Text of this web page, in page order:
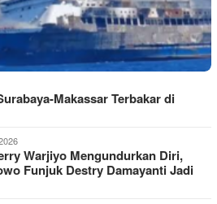
Makassar Terbakar di
Warjiyo Mengundurkan Diri,
Funjuk Destry Damayanti Jadi